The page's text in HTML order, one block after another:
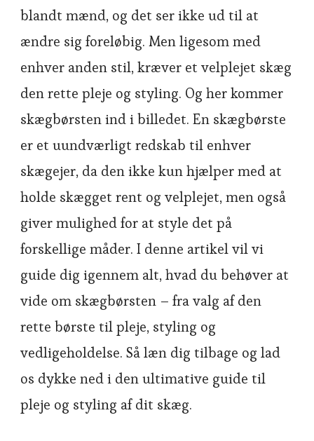
blandt mænd, og det ser ikke ud til at
ændre sig foreløbig. Men ligesom med
enhver anden stil, kræver et velplejet skæg
den rette pleje og styling. Og her kommer
skægbørsten ind i billedet. En skægbørste
er et uundværligt redskab til enhver
skægejer, da den ikke kun hjælper med at
holde skægget rent og velplejet, men også
giver mulighed for at style det på
forskellige måder. I denne artikel vil vi
guide dig igennem alt, hvad du behøver at
vide om skægbørsten – fra valg af den
rette børste til pleje, styling og
vedligeholdelse. Så læn dig tilbage og lad
os dykke ned i den ultimative guide til
pleje og styling af dit skæg.